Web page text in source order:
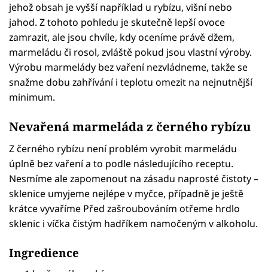
jehož obsah je vyšší například u rybízu, višní nebo
jahod. Z tohoto pohledu je skutečně lepší ovoce
zamrazit, ale jsou chvíle, kdy oceníme právě džem,
marmeládu či rosol, zvláště pokud jsou vlastní výroby.
Výrobu marmelády bez vaření nezvládneme, takže se
snažme dobu zahřívání i teplotu omezit na nejnutnější
minimum.
Nevařená marmeláda z černého rybízu
Z černého rybízu není problém vyrobit marmeládu
úplně bez vaření a to podle následujícího receptu.
Nesmíme ale zapomenout na zásadu naprosté čistoty –
sklenice umyjeme nejlépe v myčce, případně je ještě
krátce vyvaříme Před zašroubováním otřeme hrdlo
sklenic i víčka čistým hadříkem namočeným v alkoholu.
Ingredience